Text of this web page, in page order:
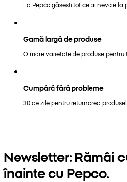
La Pepco găsești tot ce ai nevoie la
Gamă largă de produse
O mare varietate de produse pentru
Cumpără fără probleme
30 de zile pentru returnarea
Newsletter: Rămâi
înainte cu Pepco.